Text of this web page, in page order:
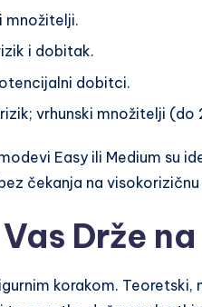
množitelji.
i dobitak.
dobitci.
vrhunski množitelji (do
Easy ili Medium su
čekanja na visokorizičnu
Drže
korakom.